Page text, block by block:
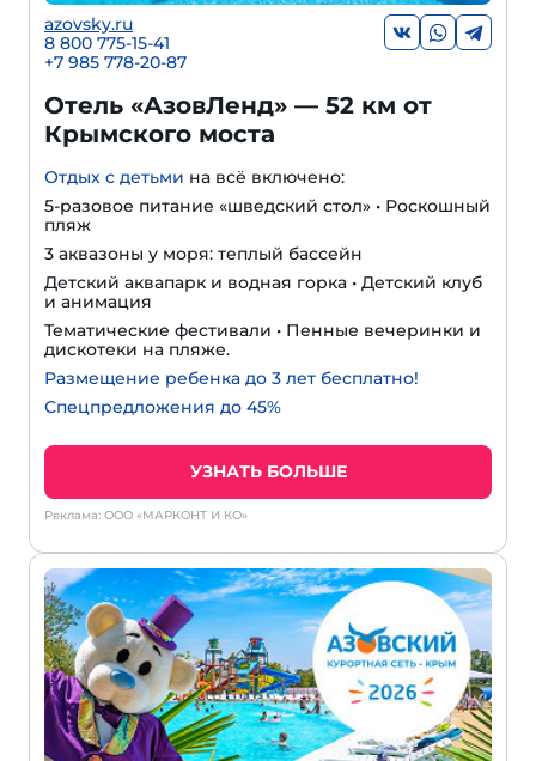
azovsky.ru
8 800 775-15-41
+7 985 778-20-87
Отель «АзовЛенд» — 52 км от
Крымского моста
Отдых с детьми на всё включено:
5-разовое питание «шведский стол» • Роскошный
пляж
3 аквазоны у моря: теплый бассейн
Детский аквапарк и водная горка • Детский клуб
и анимация
Тематические фестивали • Пенные вечеринки и
дискотеки на пляже.
Размещение ребенка до 3 лет бесплатно!
Спецпредложения до 45%
УЗНАТЬ БОЛЬШЕ
Реклама: ООО «МАРКОНТ И КО»